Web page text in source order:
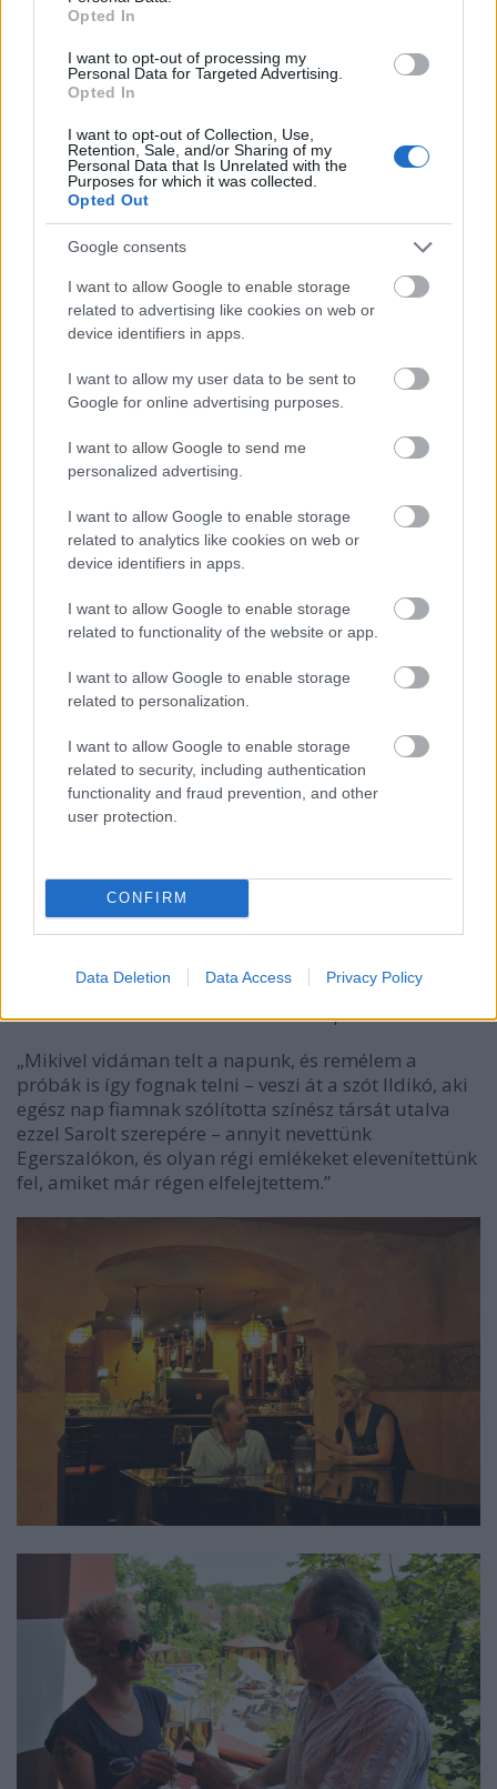
Opted In
I want to opt-out of processing my
Personal Data for Targeted Advertising.
Opted In
I want to opt-out of Collection, Use,
Retention, Sale, and/or Sharing of my
Personal Data that Is Unrelated with the
Purposes for which it was collected.
Opted Out
Google consents
I want to allow Google to enable storage
related to advertising like cookies on web or
device identifiers in apps.
I want to allow my user data to be sent to
Google for online advertising purposes.
I want to allow Google to send me
personalized advertising.
I want to allow Google to enable storage
related to analytics like cookies on web or
device identifiers in apps.
I want to allow Google to enable storage
related to functionality of the website or app.
I want to allow Google to enable storage
related to personalization.
I want to allow Google to enable storage
related to security, including authentication
functionality and fraud prevention, and other
user protection.
CONFIRM
Data Deletion Data Access Privacy Policy
Varga Miklós érdeklődően vette át egy marokkói
felszolgáló szerepét is és megtanulta a mentatea
méterről kiöntés technikáját, mindezt baleset nélkül,
iszapkezelést is mesteri szintre fejlesztette.
„Tudtam, ha nem figyelek oda, akkor akár le is
forrázhattam volna a kezemet. – meséli – a marokkói
mentatea azon túl, hogy nagyon finom iszonyú forró
is. A nejemmel korábban Marokkóban is
megkóstoltuk és annyira jól esett ezt az ízt újra
érezni.”
Az elfoglalt művészek nagyon szerettek volna néhány
mesés napot pihenéssel tölteni, viszont július elejétől
már kemény munkába kell állniuk, ugyanis indulnak
a Novák Péter által rendezett darab próbái.
„Mikivel vidáman telt a napunk, és remélem a
próbák is így fognak telni – veszi át a szót Ildikó, aki
egész nap fiamnak szólította színész társát utalva
ezzel Sarolt szerepére – annyit nevettünk
Egerszalókon, és olyan régi emlékeket elevenítettünk
fel, amiket már régen elfelejtettem.”